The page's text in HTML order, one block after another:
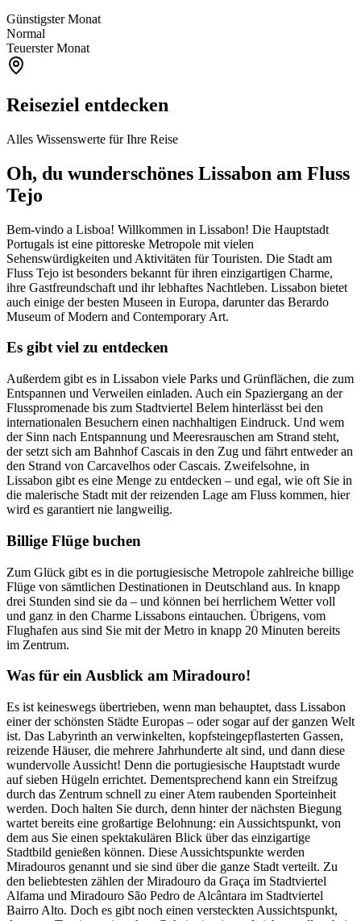
Günstigster Monat
Normal
Teuerster Monat
Reiseziel entdecken
Alles Wissenswerte für Ihre Reise
Oh, du wunderschönes Lissabon am Fluss
Tejo
Bem-vindo a Lisboa! Willkommen in Lissabon! Die Hauptstadt
Portugals ist eine pittoreske Metropole mit vielen
Sehenswürdigkeiten und Aktivitäten für Touristen. Die Stadt am
Fluss Tejo ist besonders bekannt für ihren einzigartigen Charme,
ihre Gastfreundschaft und ihr lebhaftes Nachtleben. Lissabon bietet
auch einige der besten Museen in Europa, darunter das Berardo
Museum of Modern and Contemporary Art.
Es gibt viel zu entdecken
Außerdem gibt es in Lissabon viele Parks und Grünflächen, die zum
Entspannen und Verweilen einladen. Auch ein Spaziergang an der
Flusspromenade bis zum Stadtviertel Belem hinterlässt bei den
internationalen Besuchern einen nachhaltigen Eindruck. Und wem
der Sinn nach Entspannung und Meeresrauschen am Strand steht,
der setzt sich am Bahnhof Cascais in den Zug und fährt entweder an
den Strand von Carcavelhos oder Cascais. Zweifelsohne, in
Lissabon gibt es eine Menge zu entdecken – und egal, wie oft Sie in
die malerische Stadt mit der reizenden Lage am Fluss kommen, hier
wird es garantiert nie langweilig.
Billige Flüge buchen
Zum Glück gibt es in die portugiesische Metropole zahlreiche billige
Flüge von sämtlichen Destinationen in Deutschland aus. In knapp
drei Stunden sind sie da – und können bei herrlichem Wetter voll
und ganz in den Charme Lissabons eintauchen. Übrigens, vom
Flughafen aus sind Sie mit der Metro in knapp 20 Minuten bereits
im Zentrum.
Was für ein Ausblick am Miradouro!
Es ist keineswegs übertrieben, wenn man behauptet, dass Lissabon
einer der schönsten Städte Europas – oder sogar auf der ganzen Welt
ist. Das Labyrinth an verwinkelten, kopfsteingepflasterten Gassen,
reizende Häuser, die mehrere Jahrhunderte alt sind, und dann diese
wundervolle Aussicht! Denn die portugiesische Hauptstadt wurde
auf sieben Hügeln errichtet. Dementsprechend kann ein Streifzug
durch das Zentrum schnell zu einer Atem raubenden Sporteinheit
werden. Doch halten Sie durch, denn hinter der nächsten Biegung
wartet bereits eine großartige Belohnung: ein Aussichtspunkt, von
dem aus Sie einen spektakulären Blick über das einzigartige
Stadtbild genießen können. Diese Aussichtspunkte werden
Miradouros genannt und sie sind über die ganze Stadt verteilt. Zu
den beliebtesten zählen der Miradouro da Graça im Stadtviertel
Alfama und Miradouro São Pedro de Alcântara im Stadtviertel
Bairro Alto. Doch es gibt noch einen versteckten Aussichtspunkt,